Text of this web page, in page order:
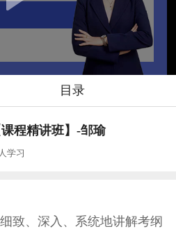
目录
程精讲班】-邹瑜
学习
致、深入、系统地讲解考纲